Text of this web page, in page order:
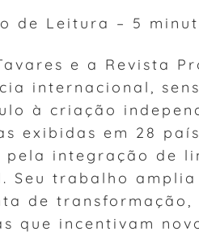
de Leitura – 5
e a Revista
internacional,
à criação
exibidas em 28
pela integração de
Seu trabalho
de transformação,
que incentivam